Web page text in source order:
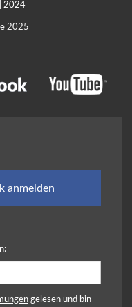
2024
2025
anmelden
gelesen und bin